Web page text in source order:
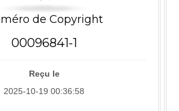
de Copyright
00096841-1
Reçu le
2025-10-19 00:36:58